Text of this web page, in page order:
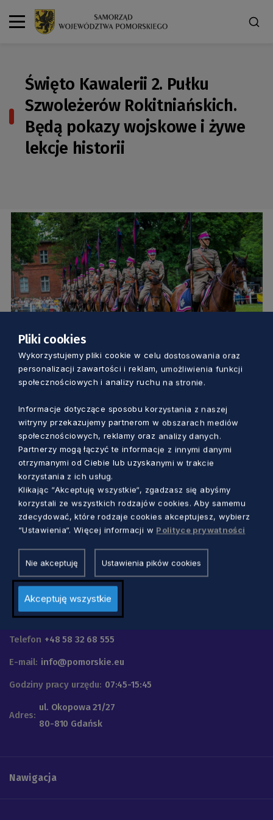
Święto Kawalerii 2. Pułku
Szwoleżerów Rokitniańskich.
Będą pokazy wojskowe i żywe
lekcje historii
KULTURA
Rokitniańskich. Będą pokazy wojskowe i
żywe lekcje historii
Redakcja 3 lata temu
Urząd Marszałkowski
Województwa Pomorskiego
Telefon +48 58 32 68 555
E-mail: info@pomorskie.eu
Godziny pracy urzędu: 07:45-15:45
Adres:
ul. Okopowa 21/27
80-810 Gdańsk
Nawigacja
Pliki cookies
Wykorzystujemy pliki cookie w celu dostosowania oraz
personalizacji zawartości i reklam, umożliwienia funkcji
społecznościowych i analizy ruchu na stronie.
Informacje dotyczące sposobu korzystania z naszej
witryny przekazujemy partnerom w obszarach mediów
społecznościowych, reklamy oraz analizy danych.
Partnerzy mogą łączyć te informacje z innymi danymi
otrzymanymi od Ciebie lub uzyskanymi w trakcie
korzystania z ich usług.
Klikając “Akceptuję wszystkie“, zgadzasz się abyśmy
korzystali ze wszystkich rodzajów cookies. Aby samemu
zdecydować, które rodzaje cookies akceptujesz, wybierz
“Ustawienia“. Więcej informacji w Polityce prywatności
Nie akceptuję Ustawienia pików cookies
Akceptuję wszystkie